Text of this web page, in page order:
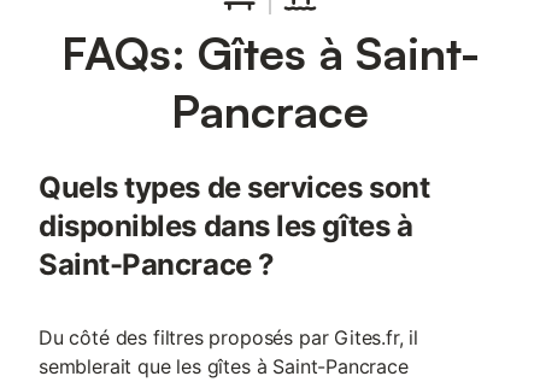
FAQs: Gîtes à Saint-
Pancrace
Quels types de services sont
disponibles dans les gîtes à
Saint-Pancrace ?
Du côté des filtres proposés par Gites.fr, il
semblerait que les gîtes à Saint-Pancrace